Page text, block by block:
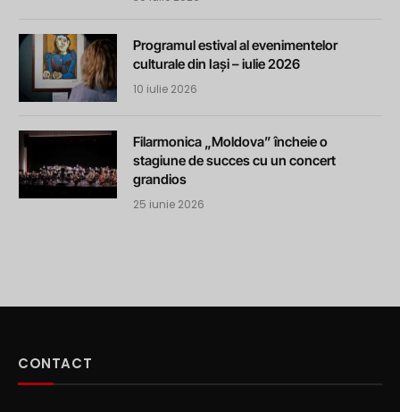
Programul estival al evenimentelor
culturale din Iași – iulie 2026
10 iulie 2026
Filarmonica „Moldova” încheie o
stagiune de succes cu un concert
grandios
25 iunie 2026
CONTACT